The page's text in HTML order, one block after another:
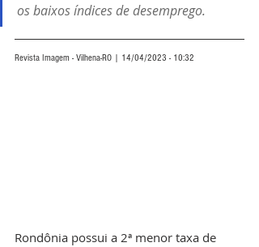
os baixos índices de desemprego.
Revista Imagem - Vilhena-RO | 14/04/2023 - 10:32
Rondônia possui a 2ª menor taxa de